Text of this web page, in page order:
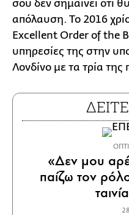
σου δεν σημαίνει ότι
απόλαυση. Το 2016
Excellent Order of the
υπηρεσίες της στην
Λονδίνο με τα τρία της
«Δεν μου
παίζω τον